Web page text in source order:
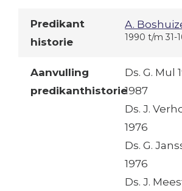
Predikant
historie
A.
1990 t/m 31-
Aanvulling
predikanthistorie
Ds. G. Mul
1987
Ds. J.
1976
Ds. G.
1976
Ds. J.